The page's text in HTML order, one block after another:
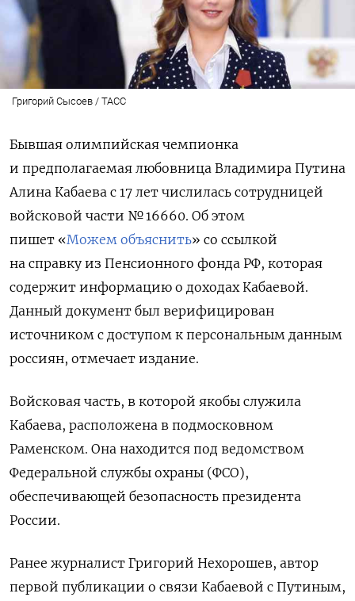
Григорий Сысоев / ТАСС
Бывшая олимпийская чемпионка
и предполагаемая любовница Владимира Путина
Алина Кабаева с 17 лет числилась сотрудницей
войсковой части № 16660. Об этом
пишет «Можем объяснить» со ссылкой
на справку из Пенсионного фонда РФ, которая
содержит информацию о доходах Кабаевой.
Данный документ был верифицирован
источником с доступом к персональным данным
россиян, отмечает издание.
Войсковая часть, в которой якобы служила
Кабаева, расположена в подмосковном
Раменском. Она находится под ведомством
Федеральной службы охраны (ФСО),
обеспечивающей безопасность президента
России.
Ранее журналист Григорий Нехорошев, автор
первой публикации о связи Кабаевой с Путиным,